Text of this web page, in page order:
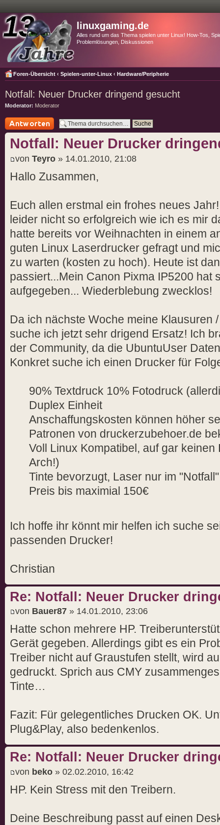
linuxgaming.de
Alles rund um das Thema spielen unter Linux! How-Tos,
Problemlösungen, Diskussionen
Foren-Übersicht ‹ Spielen-unter-Linux ‹ Hardware/Peripherie
Notfall: Neuer Drucker dringend gesucht
Moderator: Moderator
Antwort schreiben
Notfall: Neuer Drucker
von Teyro » 14.01.2010, 21:08
Hallo Zusammen,
Euch allen erstmal ein frohes neues
leider nicht so erfolgreich wie ich es mir
hatte bereits vor Weihnachten in einem
guten Linux Laserdrucker gefragt und
zu warten (kosten zu hoch). Heute ist
passiert...Mein Canon Pixma IP5200 hat
aufgegeben... Wiederblebung zwecklos!
Da ich nächste Woche meine Klausuren
suche ich jetzt sehr drigend Ersatz! Ich
der Community, da die UbuntuUser
Konkret suche ich einen Drucker für
90% Textdruck 10% Fotodruck
Duplex Einheit
Anschaffungskosten können höher
Patronen von druckerzubehoer.de
Voll Linux Kompatibel, auf gar
Arch!)
Tinte bevorzugt, Laser nur im "Notfall"
Preis bis maximial 150€
Ich hoffe ihr könnt mir helfen ich suche
passenden Drucker!
Christian
Re: Notfall: Neuer Drucker
von Bauer87 » 14.01.2010, 23:06
Hatte schon mehrere HP.
Gerät gegeben. Allerdings gibt es ein
Treiber nicht auf Graustufen stellt, wird
gedruckt. Sprich aus CMY
Tinte…
Fazit: Für gelegentliches Drucken OK.
Plug&Play, also bedenkenlos.
Re: Notfall: Neuer Drucker
von beko » 02.02.2010, 16:42
HP. Kein Stress mit den Treibern.
Deine Beschreibung passt auf einen